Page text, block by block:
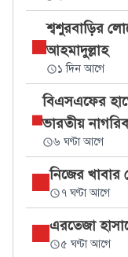
শ্বশুরবাড়ির
আহমাদুল্লাহ
১ দিন আগে
বিএসএফের
ভারতীয়
৬ ঘণ্টা আগে
নিজের খাবার
৭ ঘণ্টা আগে
এরতেজা
৫ ঘণ্টা আগে